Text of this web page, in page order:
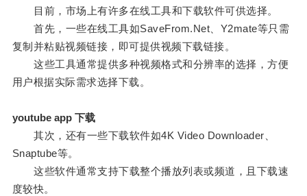
目前，市场上有许多在线工具和下载软件可供选择。
首先，一些在线工具如SaveFrom.Net、Y2mate等只需
复制并粘贴视频链接，即可提供视频下载链接。
这些工具通常提供多种视频格式和分辨率的选择，方便
用户根据实际需求选择下载。
youtube app 下载
其次，还有一些下载软件如4K Video Downloader、
Snaptube等。
这些软件通常支持下载整个播放列表或频道，且下载速
度较快。